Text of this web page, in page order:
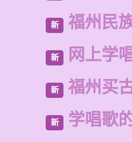
新 福州民
新 网上学
新 福州买
新 学唱歌